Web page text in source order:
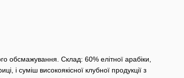
обсмажування. Склад: 60% елітної арабіки,
і суміш високоякісної клубної продукції з